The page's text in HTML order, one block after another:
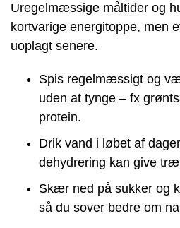
Uregelmæssige måltider og
kortvarige energitoppe, men
uoplagt senere.
Spis regelmæssigt og
uden at tynge – fx
protein.
Drik vand i løbet af
dehydrering kan give
Skær ned på sukker og
så du sover bedre om